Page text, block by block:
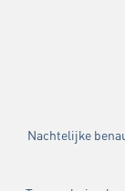
Nachtelijke